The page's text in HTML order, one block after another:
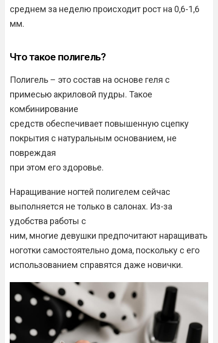
среднем за неделю происходит рост на 0,6-1,6
мм.
Что такое полигель?
Полигель – это состав на основе геля с
примесью акриловой пудры. Такое
комбинирование
средств обеспечивает повышенную сцепку
покрытия с натуральным основанием, не
повреждая
при этом его здоровье.
Наращивание ногтей полигелем сейчас
выполняется не только в салонах. Из-за
удобства работы с
ним, многие девушки предпочитают наращивать
ноготки самостоятельно дома, поскольку с его
использованием справятся даже новички.